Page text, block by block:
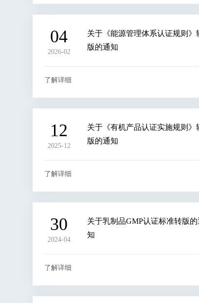
04
2026-02
关于《能源管理体系认证规则》
版的通知
了解详细
12
2025-12
关于《有机产品认证实施规则》
版的通知
了解详细
30
2024-04
关于乳制品GMP认证标准转版的
知
了解详细